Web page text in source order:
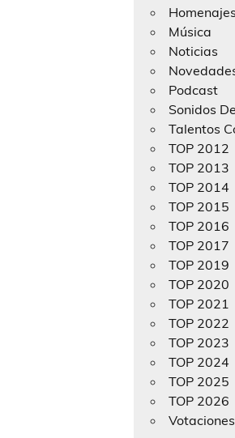
Homenajes
Música
Noticias
Podcast
Sonidos
Talentos
TOP 2012
TOP 2013
TOP 2014
TOP 2015
TOP 2016
TOP 2017
TOP 2019
TOP 2020
TOP 2021
TOP 2022
TOP 2023
TOP 2024
TOP 2025
TOP 2026
Votaciones